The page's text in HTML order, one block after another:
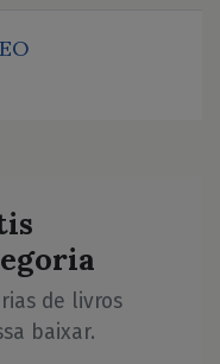
de livros
baixar.